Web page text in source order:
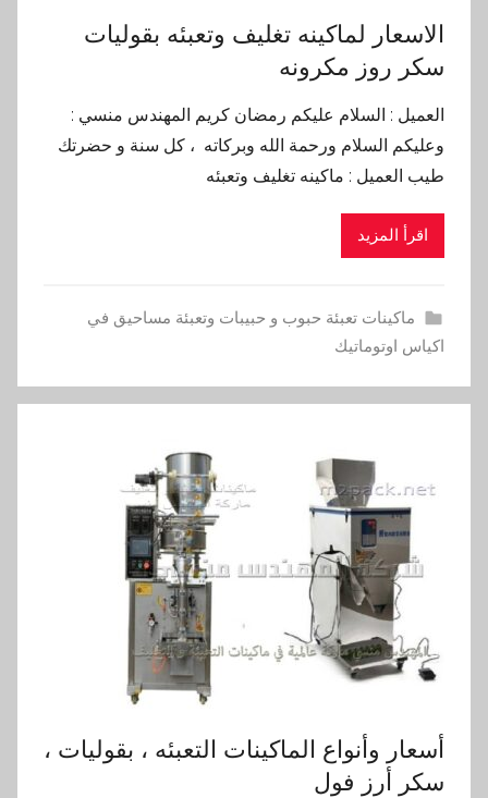
الاسعار لماكينه تغليف وتعبئه بقوليات
سكر روز مكرونه
العميل : السلام عليكم رمضان كريم المهندس منسي :
وعليكم السلام ورحمة الله وبركاته ، كل سنة و حضرتك
طيب العميل : ماكينه تغليف وتعبئه
اقرأ المزيد
ماكينات تعبئة حبوب و حبيبات وتعبئة مساحيق في
اكياس اوتوماتيك
أسعار وأنواع الماكينات التعبئه ، بقوليات ،
سكر أرز فول